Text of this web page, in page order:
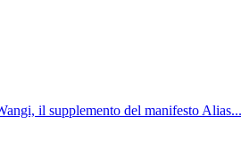
il supplemento del manifesto Alias...